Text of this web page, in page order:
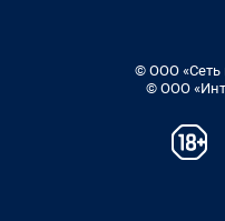
© ООО «Сеть
© ООО